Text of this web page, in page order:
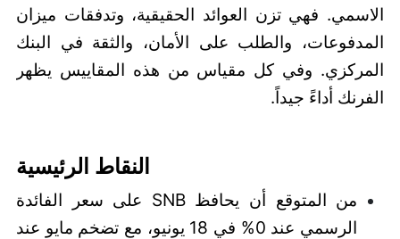
الاسمي. فهي تزن العوائد الحقيقية، وتدفقات ميزان
المدفوعات، والطلب على الأمان، والثقة في البنك
المركزي. وفي كل مقياس من هذه المقاييس يظهر
الفرنك أداءً جيداً.
النقاط الرئيسية
من المتوقع أن يحافظ SNB على سعر الفائدة
الرسمي عند 0% في 18 يونيو، مع تضخم مايو عند